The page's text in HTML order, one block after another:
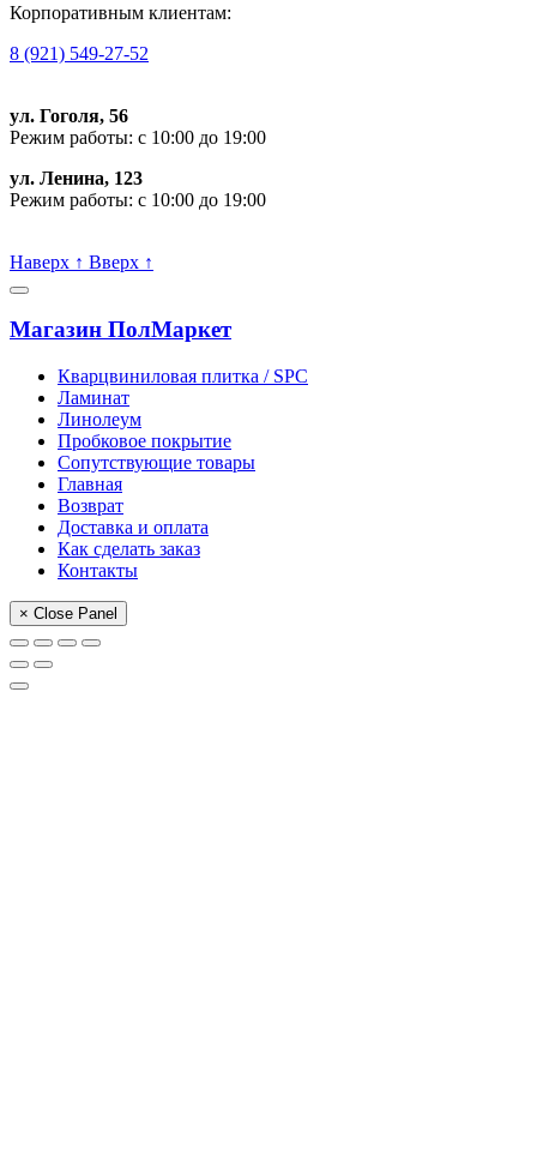
Корпоративным клиентам:
8 (921) 549-27-52
ул. Гоголя, 56
Режим работы: с 10:00 до 19:00
ул. Ленина, 123
Режим работы: с 10:00 до 19:00
Наверх ↑ Вверх ↑
Магазин ПолМаркет
Кварцвиниловая плитка / SPС
Ламинат
Линолеум
Пробковое покрытие
Сопутствующие товары
Главная
Возврат
Доставка и оплата
Как сделать заказ
Контакты
× Close Panel